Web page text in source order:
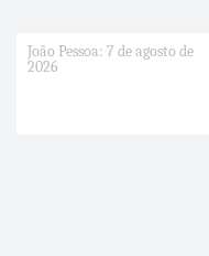
João Pessoa: 7 de agosto de
2026